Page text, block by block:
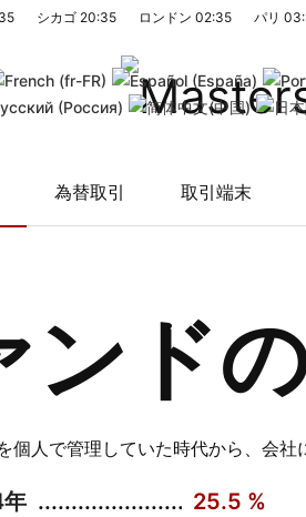
シカゴ 20:35 ロンドン 02:35 パリ
為替取引 取引端末
ンド
人で管理していた時代から、会
25.5 %